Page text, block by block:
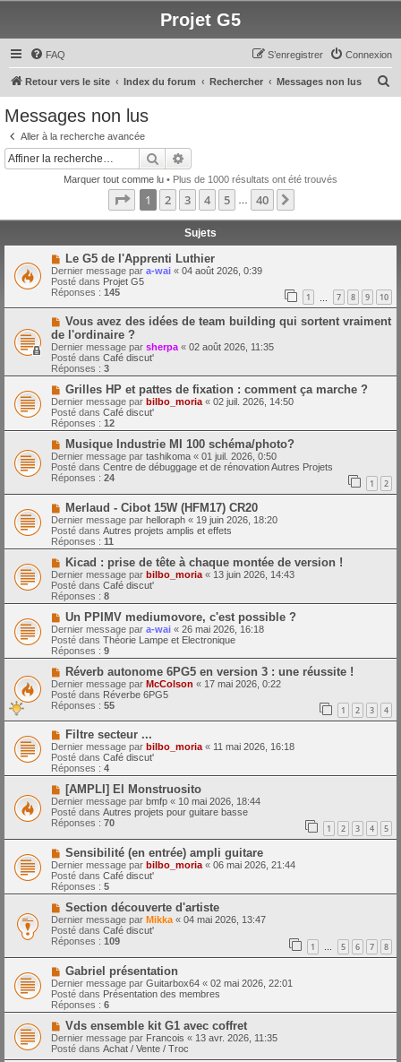
Projet G5
FAQ Connexion
S’enregistrer
Retour vers le site Index du forum Rechercher Messages non lus
Messages non lus
Aller à la recherche avancée
Rechercher
Marquer tout comme lu • Plus de 1000 résultats ont été trouvés
Page 1sur40
1 2 3 4 5 40
Sujets
N
o
u
v
e
a
u
m
e
s
s
a
g
e
Le G5 de l'Apprenti Luthier
Dernier message par a-wai « 04 août 2026, 0:39
Posté dans Projet G5
Réponses : 145 1 7 8 9 10
N
u
v
e
a
u
m
e
s
s
a
g
e
Vous avez des idées de team building qui sortent vraiment
de l'ordinaire ?
Dernier message par sherpa « 02 août 2026, 11:35
Posté dans Café discut'
Réponses : 3
N
o
u
v
e
a
u
m
e
s
s
a
g
e
Grilles HP et pattes de fixation : comment ça marche ?
Dernier message par bilbo_moria « 02 juil. 2026, 14:50
Posté dans Café discut'
Réponses : 12
N
o
u
v
e
a
u
m
e
s
s
a
g
e
Musique Industrie MI 100 schéma/photo?
Dernier message par tashikoma « 01 juil. 2026, 0:50
Posté dans Centre de débuggage et de rénovation Autres Projets
Réponses : 24 1 2
N
o
u
v
e
a
u
m
e
s
s
a
g
e
Merlaud - Cibot 15W (HFM17) CR20
Dernier message par helloraph « 19 juin 2026, 18:20
Posté dans Autres projets amplis et effets
Réponses : 11
N
o
u
v
e
a
m
e
s
s
a
g
e
Kicad : prise de tête à chaque montée de version !
Dernier message par bilbo_moria « 13 juin 2026, 14:43
Posté dans Café discut'
Réponses : 8
N
o
u
v
e
a
u
m
e
s
s
a
g
e
Un PPIMV mediumovore, c'est possible ?
Dernier message par a-wai « 26 mai 2026, 16:18
Posté dans Théorie Lampe et Electronique
Réponses : 9
N
o
u
v
e
a
m
e
s
s
a
g
e
Réverb autonome 6PG5 en version 3 : une réussite !
Dernier message par McColson « 17 mai 2026, 0:22
Posté dans Réverbe 6PG5
Réponses : 55 1 2 3 4
N
o
u
v
e
a
u
m
e
s
s
a
g
e
Filtre secteur ...
Dernier message par bilbo_moria« 11 mai 2026, 16:18
Posté dans Café discut'
Réponses : 4
N
o
u
v
e
a
u
m
e
s
s
a
g
e
[AMPLI] El Monstruosito
Dernier message par bmfp « 10 mai 2026, 18:44
Posté dans Autres projets pour guitare basse
Réponses : 70 1 2 3 4 5
N
o
u
v
e
a
u
m
e
s
s
a
g
e
Sensibilité (en entrée) ampli guitare
Dernier message par bilbo_moria « 06 mai 2026, 21:44
Posté dans Café discut'
Réponses : 5
N
o
u
v
e
a
u
m
e
s
s
a
g
e
Section découverte d'artiste
Dernier message par Mikka « 04 mai 2026, 13:47
Posté dans Café discut'
Réponses : 109 1 … 5 6 7 8
N
o
u
v
e
a
m
e
Gabriel présentation
Dernier message par Guitarbox64 « 02 mai 2026, 22:01
Posté dans Présentation des membres
Réponses : 6
N
o
u
v
Vds ensemble kit G1 avec coffret
Dernier message par Francois « 13 avr. 2026, 11:35
Posté dans Achat / Vente / Troc